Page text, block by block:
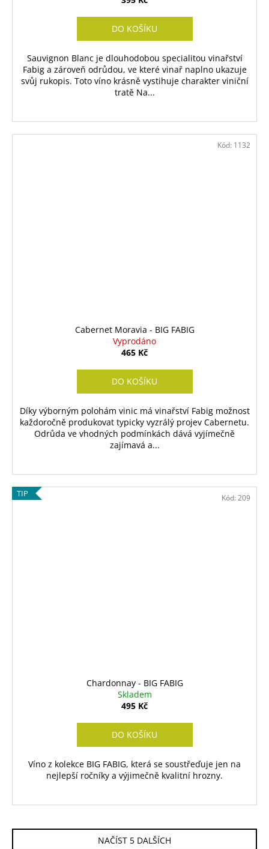
DO KOŠÍKU
Sauvignon Blanc je dlouhodobou specialitou vinařství
Fabig a zároveň odrůdou, ve které vinař naplno ukazuje
svůj rukopis. Toto víno krásně vystihuje charakter viniční
tratě Na...
Cabernet Moravia - BIG FABIG
Vyprodáno
465 Kč
DO KOŠÍKU
Díky výborným polohám vinic má vinařství Fabig možnost
každoročně produkovat typicky vyzrálý projev Cabernetu.
Odrůda ve vhodných podmínkách dává vyjímečně
zajímavá a...
Kód: 1132
TIP
Chardonnay - BIG FABIG
Skladem
495 Kč
DO KOŠÍKU
Víno z kolekce BIG FABIG, která se soustřeďuje jen na
nejlepší ročníky a výjimečně kvalitní hrozny.
Kód: 209
NAČÍST 5 DALŠÍCH